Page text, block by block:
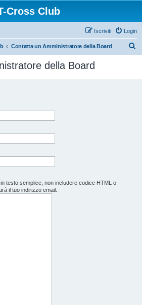
Cross Club
Login
Iscriviti
Contatta un Amministratore della Board
della Board
testo semplice, non includere codice HTML o
il tuo indirizzo email.